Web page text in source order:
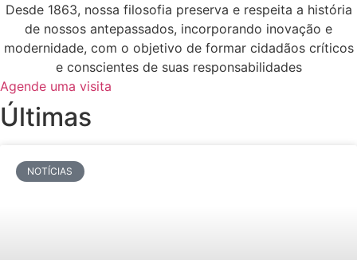
Desde 1863, nossa filosofia preserva e respeita a história
de nossos antepassados, incorporando inovação e
modernidade, com o objetivo de formar cidadãos críticos
e conscientes de suas responsabilidades
Agende uma visita
Últimas
NOTÍCIAS